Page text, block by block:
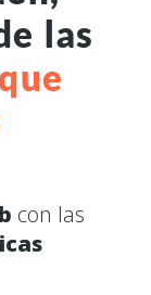
las
con las